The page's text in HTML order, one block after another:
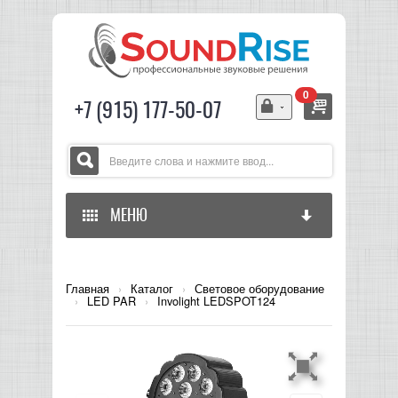
+7 (915) 177-50-07
0
МЕНЮ
ЗВУКОВОЕ ОБОРУДОВАНИЕ
МИКШЕРЫ АНАЛОГОВЫЕ
СВЕТОВОЕ ОБОРУДОВАНИЕ
Главная › Каталог › Световое оборудование
› LED PAR › Involight LEDSPOT124